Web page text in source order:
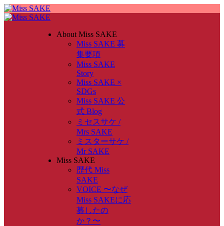
About Miss SAKE
Miss SAKE 募
集要項
Miss SAKE
Story
Miss SAKE ×
SDGs
Miss SAKE 公
式 Blog
ミセスサケ /
Mrs SAKE
ミスターサケ /
Mr SAKE
Miss SAKE
歴代 Miss
SAKE
VOICE 〜なぜ
Miss SAKEに応
募したの
か？〜